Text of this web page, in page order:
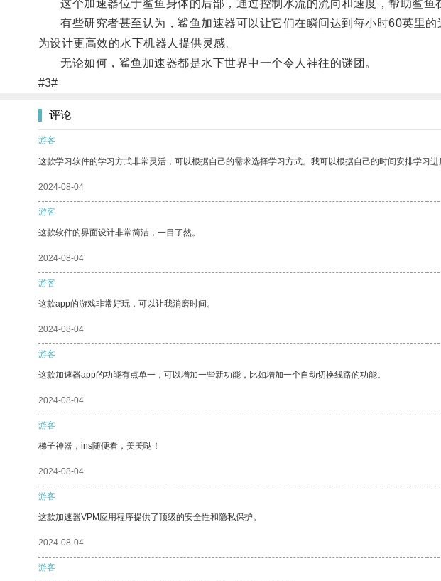
这个加速器位于鲨鱼身体的后部，通过控制水流的流向和速度，帮助鲨鱼
有些研究者甚至认为，鲨鱼加速器可以让它们在瞬间达到每小时60英里的
为设计更高效的水下机器人提供灵感。
无论如何，鲨鱼加速器都是水下世界中一个令人神往的谜团。
#3#
评论
游客
这款学习软件的学习方式非常灵活，可以根据自己的需求选择学习方式。我可以根据自己的时间安排学习进
2024-08-04
游客
这款软件的界面设计非常简洁，一目了然。
2024-08-04
游客
这款app的游戏非常好玩，可以让我消磨时间。
2024-08-04
游客
这款加速器app的功能有点单一，可以增加一些新功能，比如增加一个自动切换线路的功能。
2024-08-04
游客
梯子神器，ins随便看，美美哒！
2024-08-04
游客
这款加速器VPM应用程序提供了顶级的安全性和隐私保护。
2024-08-04
游客